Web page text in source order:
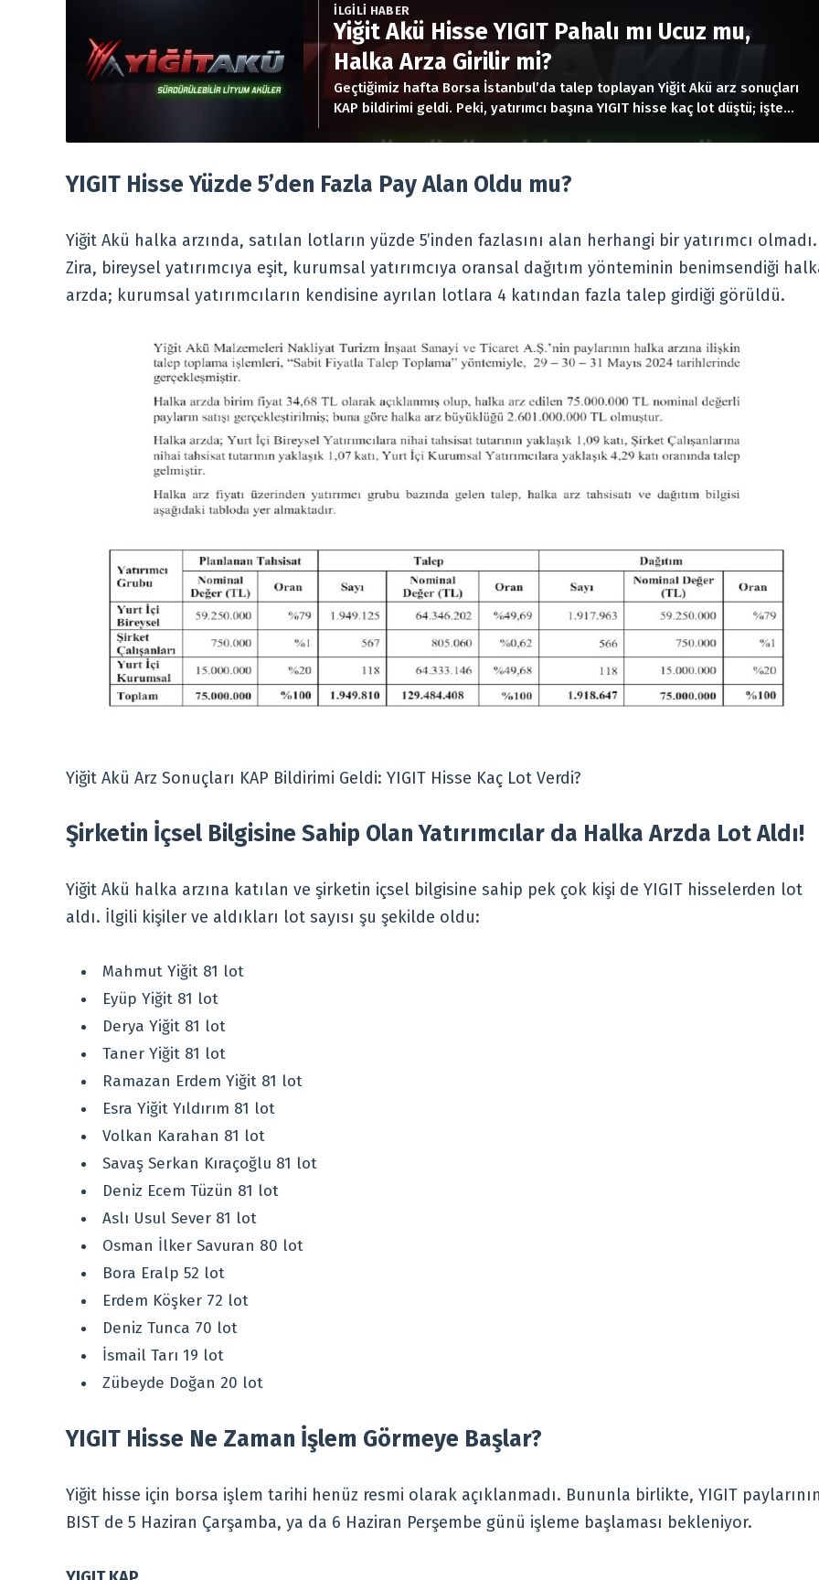
İLGİLİ HABER
Yiğit Akü Hisse YIGIT Pahalı mı Ucuz mu,
Halka Arza Girilir mi?
Geçtiğimiz hafta Borsa İstanbul’da talep toplayan Yiğit Akü arz sonuçları
KAP bildirimi geldi. Peki, yatırımcı başına YIGIT hisse kaç lot düştü; işte
YIGIT Hisse Yüzde 5’den Fazla Pay Alan Oldu mu?
Yiğit Akü halka arzında, satılan lotların yüzde 5’inden fazlasını alan herhangi bir yatırımcı olmadı.
Zira, bireysel yatırımcıya eşit, kurumsal yatırımcıya oransal dağıtım yönteminin benimsendiği
arzda; kurumsal yatırımcıların kendisine ayrılan lotlara 4 katından fazla talep girdiği görüldü.
Yiğit Akü Arz Sonuçları KAP Bildirimi Geldi: YIGIT Hisse Kaç Lot Verdi?
Şirketin İçsel Bilgisine Sahip Olan Yatırımcılar da Halka Arzda Lot Aldı!
Yiğit Akü halka arzına katılan ve şirketin içsel bilgisine sahip pek çok kişi de YIGIT hisselerden lot
aldı. İlgili kişiler ve aldıkları lot sayısı şu şekilde oldu:
Mahmut Yiğit 81 lot
Eyüp Yiğit 81 lot
Derya Yiğit 81 lot
Taner Yiğit 81 lot
Ramazan Erdem Yiğit 81 lot
Esra Yiğit Yıldırım 81 lot
Volkan Karahan 81 lot
Savaş Serkan Kıraçoğlu 81 lot
Deniz Ecem Tüzün 81 lot
Aslı Usul Sever 81 lot
Osman İlker Savuran 80 lot
Bora Eralp 52 lot
Erdem Köşker 72 lot
Deniz Tunca 70 lot
İsmail Tarı 19 lot
Zübeyde Doğan 20 lot
YIGIT Hisse Ne Zaman İşlem Görmeye Başlar?
Yiğit hisse için borsa işlem tarihi henüz resmi olarak açıklanmadı. Bununla birlikte, YIGIT
BIST de 5 Haziran Çarşamba, ya da 6 Haziran Perşembe günü işleme başlaması bekleniyor.